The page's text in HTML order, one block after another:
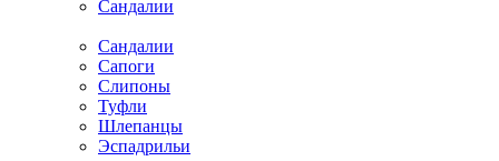
Сандалии
Сандалии
Сапоги
Слипоны
Туфли
Шлепанцы
Эспадрильи